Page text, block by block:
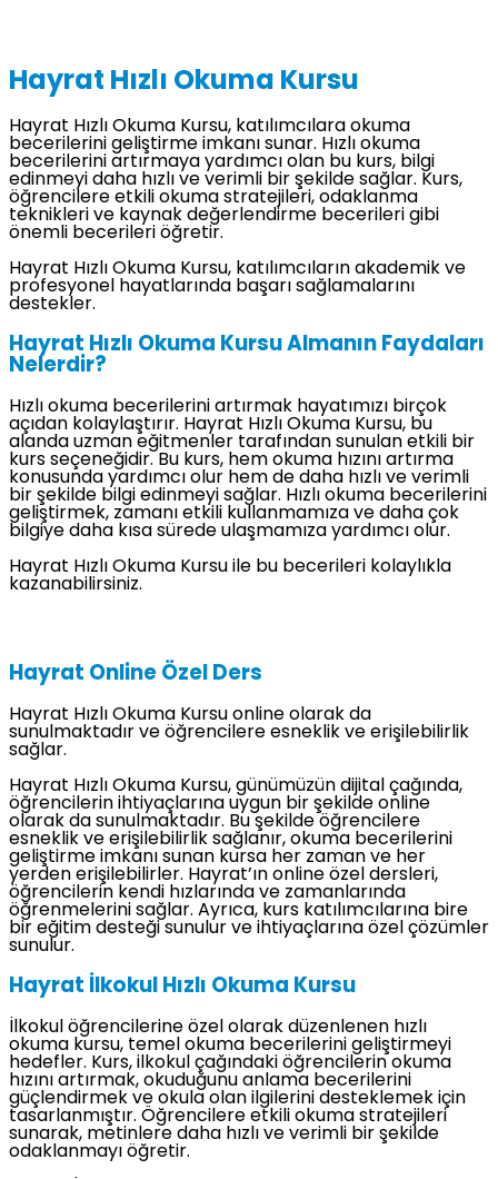
Hayrat Hızlı Okuma Kursu
Hayrat Hızlı Okuma Kursu, katılımcılara okuma
becerilerini geliştirme imkanı sunar. Hızlı okuma
becerilerini artırmaya yardımcı olan bu kurs, bilgi
edinmeyi daha hızlı ve verimli bir şekilde sağlar. Kurs,
öğrencilere etkili okuma stratejileri, odaklanma
teknikleri ve kaynak değerlendirme becerileri gibi
önemli becerileri öğretir.
Hayrat Hızlı Okuma Kursu, katılımcıların akademik ve
profesyonel hayatlarında başarı sağlamalarını
destekler.
Hayrat Hızlı Okuma Kursu Almanın Faydaları
Nelerdir?
Hızlı okuma becerilerini artırmak hayatımızı birçok
açıdan kolaylaştırır. Hayrat Hızlı Okuma Kursu, bu
alanda uzman eğitmenler tarafından sunulan etkili bir
kurs seçeneğidir. Bu kurs, hem okuma hızını artırma
konusunda yardımcı olur hem de daha hızlı ve verimli
bir şekilde bilgi edinmeyi sağlar. Hızlı okuma becerilerini
geliştirmek, zamanı etkili kullanmamıza ve daha çok
bilgiye daha kısa sürede ulaşmamıza yardımcı olur.
Hayrat Hızlı Okuma Kursu ile bu becerileri kolaylıkla
kazanabilirsiniz.
Hayrat Online Özel Ders
Hayrat Hızlı Okuma Kursu online olarak da
sunulmaktadır ve öğrencilere esneklik ve erişilebilirlik
sağlar.
Hayrat Hızlı Okuma Kursu, günümüzün dijital çağında,
öğrencilerin ihtiyaçlarına uygun bir şekilde online
olarak da sunulmaktadır. Bu şekilde öğrencilere
esneklik ve erişilebilirlik sağlanır, okuma becerilerini
geliştirme imkanı sunan kursa her zaman ve her
yerden erişilebilirler. Hayrat’ın online özel dersleri,
öğrencilerin kendi hızlarında ve zamanlarında
öğrenmelerini sağlar. Ayrıca, kurs katılımcılarına bire
bir eğitim desteği sunulur ve ihtiyaçlarına özel çözümler
sunulur.
Hayrat İlkokul Hızlı Okuma Kursu
İlkokul öğrencilerine özel olarak düzenlenen hızlı
okuma kursu, temel okuma becerilerini geliştirmeyi
hedefler. Kurs, ilkokul çağındaki öğrencilerin okuma
hızını artırmak, okuduğunu anlama becerilerini
güçlendirmek ve okula olan ilgilerini desteklemek için
tasarlanmıştır. Öğrencilere etkili okuma stratejileri
sunarak, metinlere daha hızlı ve verimli bir şekilde
odaklanmayı öğretir.